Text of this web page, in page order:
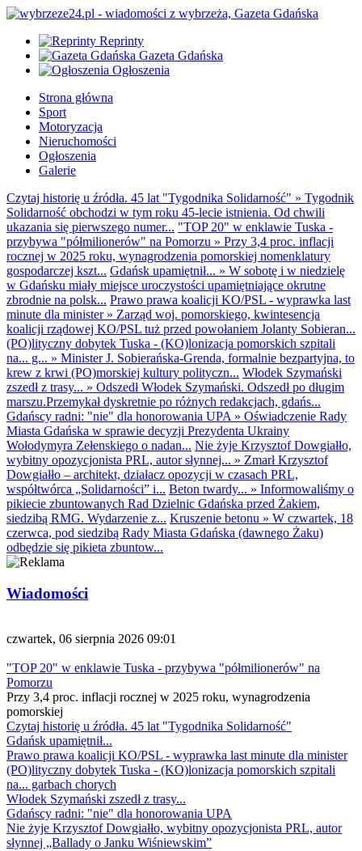
Reprinty
Gazeta Gdańska
Ogłoszenia
Strona główna
Sport
Motoryzacja
Nieruchomości
Ogłoszenia
Galerie
Czytaj historię u źródła. 45 lat "Tygodnika Solidarność" » Tygodnik
Solidarność obchodzi w tym roku 45-lecie istnienia. Od chwili
ukazania się pierwszego numer... "TOP 20" w enklawie Tuska -
przybywa "półmilionerów" na Pomorzu » Przy 3,4 proc. inflacji
rocznej w 2025 roku, wynagrodzenia pomorskiej nomenklatury
gospodarczej kszt... Gdańsk upamiętnił... » W sobotę i w niedzielę
w Gdańsku miały miejsce uroczystości upamiętniające okrutne
zbrodnie na polsk... Prawo prawa koalicji KO/PSL - wyprawka last
minute dla minister» Zarząd woj. pomorskiego, kwintesencja
koalicji rządowej KO/PSL tuż przed powołaniem Jolanty Sobieran...
(PO)lityczny dobytek Tuska - (KO)lonizacja pomorskich szpitali
na... g... » Minister J. Sobierańska-Grenda, formalnie bezpartyjna, to
krew z krwi (PO)morskiej kultury polityczn... Włodek Szymański
zszedł z trasy... » Odszedł Włodek Szymański. Odszedł po długim
marszu.Przemykał dyskretnie po różnych redakcjach, gdańs...
Gdańscy radni: "nie" dla honorowania UPA » Oświadczenie Rady
Miasta Gdańska w sprawie decyzji Prezydenta Ukrainy
Wołodymyra Zełenskiego o nadan... Nie żyje Krzysztof Dowgiałło,
wybitny opozycjonista PRL, autor słynnej... » Zmarł Krzysztof
Dowgiałło – architekt, działacz opozycji w czasach PRL,
współtwórca „Solidarności” i... Beton twardy... » Informowaliśmy o
pikiecie zbuntowanych Rad Dzielnic Gdańska przed Żakiem,
siedzibą RMG. Wydarzenie z... Kruszenie betonu » W czwartek, 18
czerwca, pod siedzibą Rady Miasta Gdańska (dawnego Żaku)
odbędzie się pikieta zbuntow...
Wiadomości
czwartek, 06 sierpnia 2026 09:01
"TOP 20" w enklawie Tuska - przybywa "półmilionerów" na
Pomorzu
Przy 3,4 proc. inflacji rocznej w 2025 roku, wynagrodzenia
pomorskiej
Czytaj historię u źródła. 45 lat "Tygodnika Solidarność"
Gdańsk upamiętnił...
Prawo prawa koalicji KO/PSL - wyprawka last minute dla minister
(PO)lityczny dobytek Tuska - (KO)lonizacja pomorskich szpitali
na... garbach chorych
Włodek Szymański zszedł z trasy...
Gdańscy radni: "nie" dla honorowania UPA
Nie żyje Krzysztof Dowgiałło, wybitny opozycjonista PRL, autor
słynnej „Ballady o Janku Wiśniewskim”